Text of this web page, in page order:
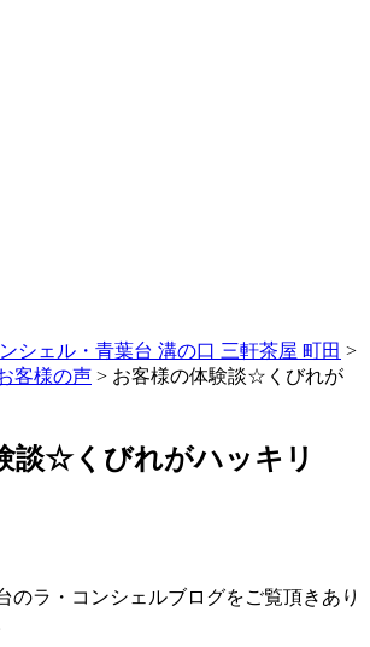
シェル・青葉台 溝の口 三軒茶屋 町田 >
客様の声 > お客様の体験談☆くびれが
談☆くびれがハッキリ
のラ・コンシェルブログをご覧頂きあり